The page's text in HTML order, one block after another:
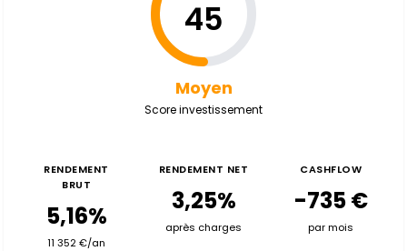
45
Moyen
Score investissement
RENDEMENT
BRUT
5,16%
11 352 €/an
RENDEMENT NET
3,25%
après charges
CASHFLOW
-735 €
par mois